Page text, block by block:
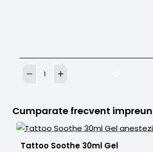
Solutie
Real
Honey
Stencil
Cumparate frecvent
Tattoo Soothe 30ml Gel